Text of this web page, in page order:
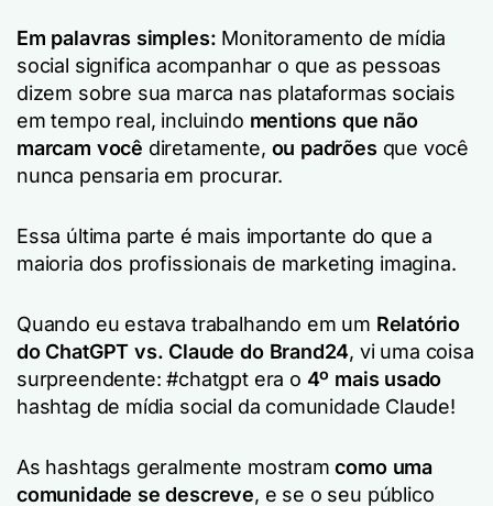
Em palavras simples: Monitoramento de mídia
social significa acompanhar o que as pessoas
dizem sobre sua marca nas plataformas sociais
em tempo real, incluindo mentions que não
marcam você diretamente, ou padrões que você
nunca pensaria em procurar.
Essa última parte é mais importante do que a
maioria dos profissionais de marketing imagina.
Quando eu estava trabalhando em um Relatório
do ChatGPT vs. Claude do Brand24, vi uma coisa
surpreendente: #chatgpt era o 4º mais usado
hashtag de mídia social da comunidade Claude!
As hashtags geralmente mostramcomo uma
comunidade se descreve, e se o seu público